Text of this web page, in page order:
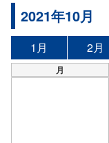
2021年10月
1月 2月
月